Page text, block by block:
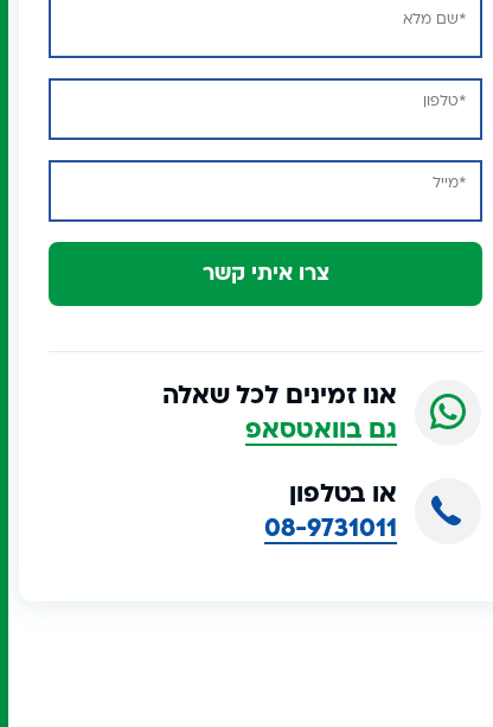
צרו איתי קשר
אנו זמינים לכל שאלה
גם בוואטסאפ
או בטלפון
08-9731011